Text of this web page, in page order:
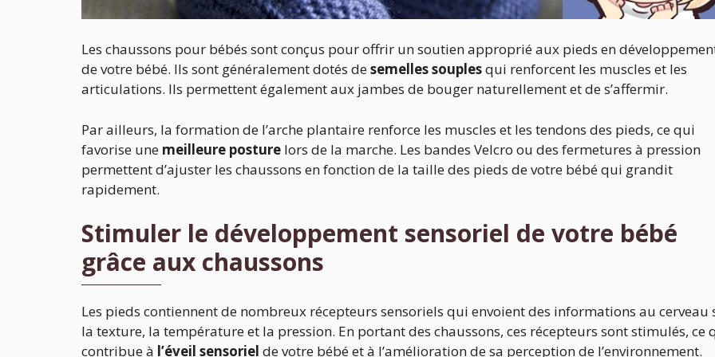
Les chaussons pour bébés sont conçus pour offrir un soutien approprié aux pieds en
de votre bébé. Ils sont généralement dotés desemelles souplesqui renforcent les muscles et les
articulations. Ils permettent également aux jambes de bouger naturellement et de s’affermir.
Par ailleurs, la formation de l’arche plantaire renforce les muscles et les tendons des pieds, ce qui
favorise une meilleure posture lors de la marche. Les bandes Velcro ou des fermetures à pression
permettent d’ajuster les chaussons en fonction de la taille des pieds de votre bébé qui grandit
rapidement.
Stimuler le développement sensoriel de votre bébé
grâce aux chaussons
Les pieds contiennent de nombreux récepteurs sensoriels qui envoient des informations au cerveau
la texture, la température et la pression. En portant des chaussons, ces récepteurs sont stimulés, ce
contribue à l’éveil sensoriel de votre bébé et à l’amélioration de sa perception de l’environnement.